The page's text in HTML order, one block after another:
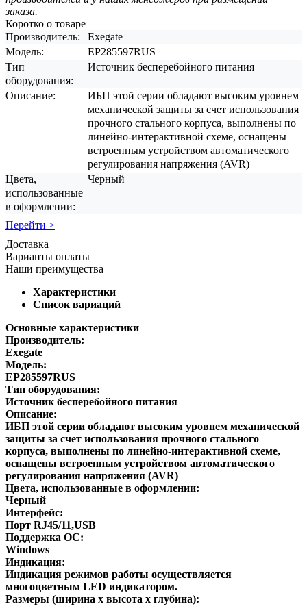
заказа.
Коротко о товаре
Производитель:
Exegate
Модель:
EP285597RUS
Тип
оборудования:
Источник бесперебойного питания
Описание:
ИБП этой серии обладают высоким уровнем
механической защиты за счет использования
прочного стального корпуса, выполнены по
линейно-интерактивной схеме, оснащены
встроенным устройством автоматического
регулирования напряжения (AVR)
Цвета,
использованные
в оформлении:
Черный
Перейти >
Доставка
Варианты оплаты
Наши преимущества
Характеристики
Список вариаций
Основные характеристики
Производитель:
Exegate
Модель:
EP285597RUS
Тип оборудования:
Источник бесперебойного питания
Описание:
ИБП этой серии обладают высоким уровнем механической
защиты за счет использования прочного стального
корпуса, выполнены по линейно-интерактивной схеме,
оснащены встроенным устройством автоматического
регулирования напряжения (AVR)
Цвета, использованные в оформлении:
Черный
Интерфейс:
Порт RJ45/11,USB
Поддержка ОС:
Windows
Индикация:
Индикация режимов работы осуществляется
многоцветным LED индикатором.
Размеры (ширина x высота x глубина):